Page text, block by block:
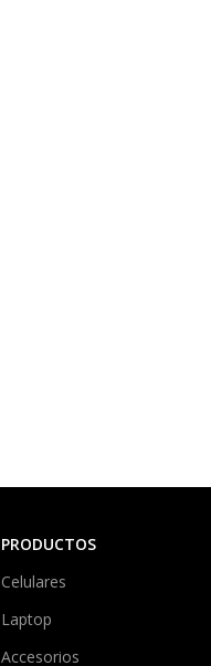
PRODUCTOS
Celulares
Laptop
Accesorios